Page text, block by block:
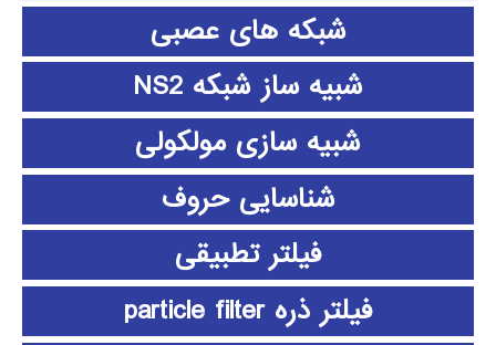
شبکه های عصبی
شبیه ساز شبکه NS2
شبیه سازی مولکولی
شناسایی حروف
فیلتر تطبیقی
فیلتر ذره particle filter